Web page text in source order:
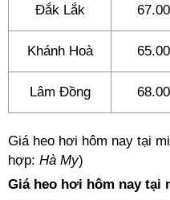
Đắk Lắk
Khánh Hoà
Lâm Đồng
Giá heo hơi hôm nay tại
hợp: Hà My)
Giá heo hơi hôm nay tại